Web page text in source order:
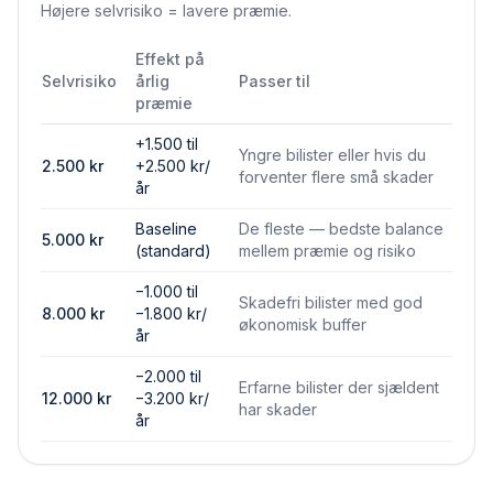
Højere selvrisiko = lavere præmie.
Selvrisiko
Effekt på
årlig
præmie
Passer til
2.500 kr
+1.500 til
+2.500 kr/
år
Yngre bilister eller hvis du
forventer flere små skader
5.000 kr
Baseline
(standard)
De fleste — bedste balance
mellem præmie og risiko
8.000 kr
−1.000 til
−1.800 kr/
år
Skadefri bilister med god
økonomisk buffer
12.000 kr
−2.000 til
−3.200 kr/
år
Erfarne bilister der sjældent
har skader